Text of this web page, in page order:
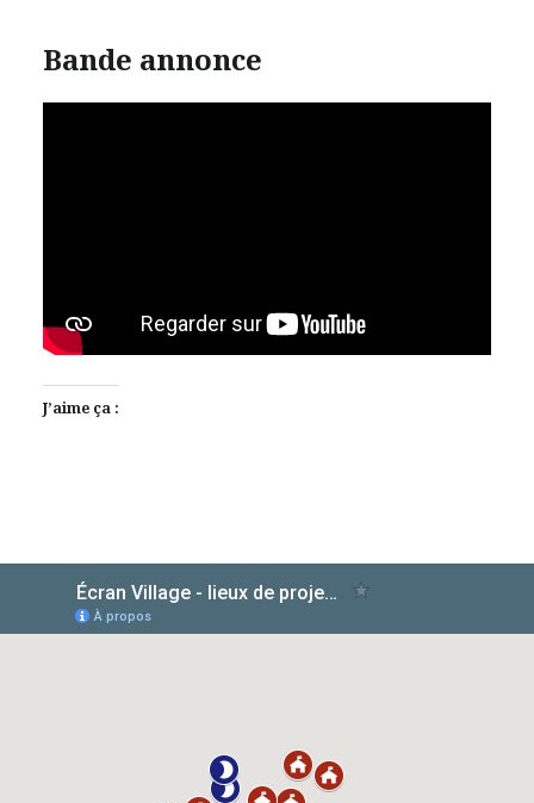
Bande annonce
J’aime ça :
AlloCiné